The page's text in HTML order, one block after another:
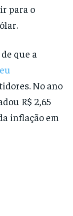
para o
que a
No ano
R$ 2,65
inflação em